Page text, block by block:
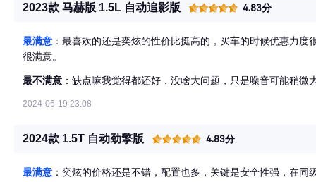
2023款 马赫版 1.5L 自动追影版 4.83分
最满意 ：最喜欢的还是奕炫的性价比挺高的，买车的时候优惠力
很满意。
最不满意 ：缺点嘛我觉得都还好，没啥大问题，只是噪音可能稍微
2024-06-19 23:08
2024款 1.5T 自动劲擎版 4.83分
最满意 ：奕炫的价格还是不错，配置也多，关键是安全性强，在同